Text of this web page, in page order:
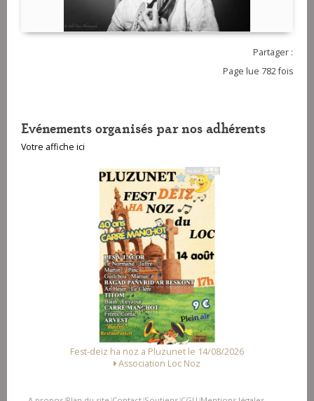
Partager :
Page lue 782 fois
Evénements organisés par nos adhérents
Votre affiche ici
Fest Noz a Arzal le 15/08/2026
Alliance des Associations d'Arzal